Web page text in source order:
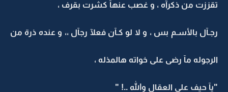
تقززت من ذكرآه ، و غصب عنهآ كشرت بقرف ،
رجـآل بالأسـم بس ، و لا لو كـآن فعلآ رجآل ،، و عنده ذرة من
الرجوله مآ رضى على خواته هالمذله ،
"يآ حيف على العقال والله ..! "